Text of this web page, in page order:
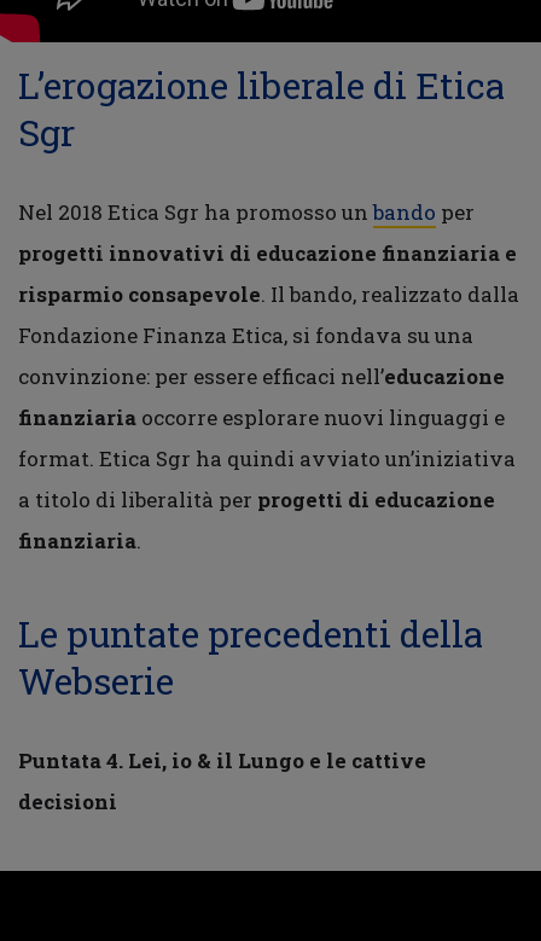
L’erogazione liberale di Etica
Sgr
Nel 2018 Etica Sgr ha promosso unbando per
progetti innovativi di educazione finanziaria e
risparmio consapevole. Il bando, realizzato dalla
Fondazione Finanza Etica, si fondava su una
convinzione: per essere efficaci nell’educazione
finanziaria occorre esplorare nuovi linguaggi e
format. Etica Sgr ha quindi avviato un’iniziativa
a titolo di liberalità per progetti di educazione
finanziaria.
Le puntate precedenti della
Webserie
Puntata 4. Lei, io & il Lungo e le cattive
decisioni